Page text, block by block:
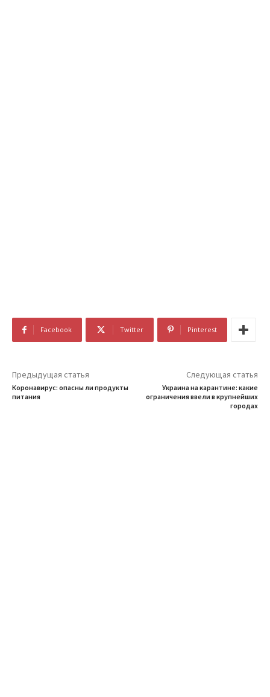
Facebook Twitter Pinterest
Предыдущая статья
Коронавирус: опасны ли продукты
питания
Следующая статья
Украина на карантине: какие
ограничения ввели в крупнейших
городах